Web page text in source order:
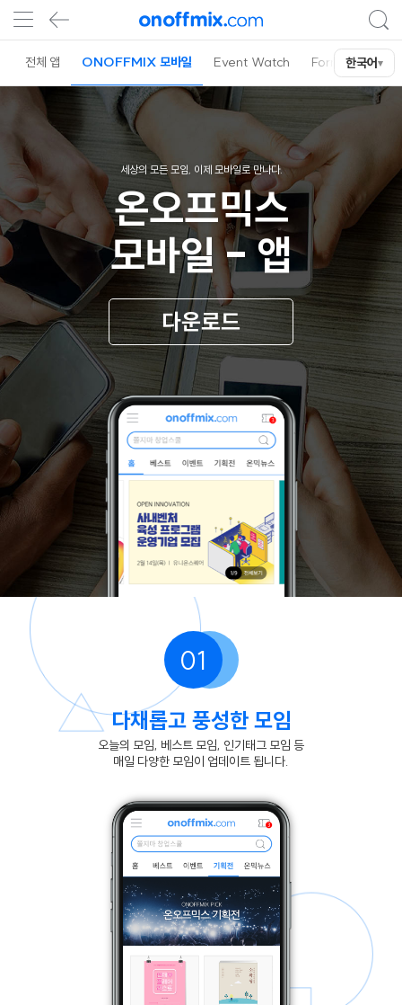
전체 앱 ONOFFMIX 모바일 Event Watch Form 한국어▾
세상의 모든 모임, 이제 모바일로 만나다.
온오프믹스
모바일 - 앱
다운로드
01
다채롭고 풍성한 모임
오늘의 모임, 베스트 모임, 인기태그 모임 등
매일 다양한 모임이 업데이트 됩니다.